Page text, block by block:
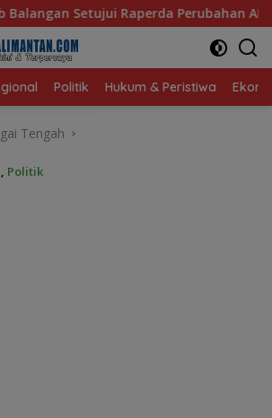
Perubahan APBD 2026
Politik Hukum & Peristiwa
Tengah
, Politik